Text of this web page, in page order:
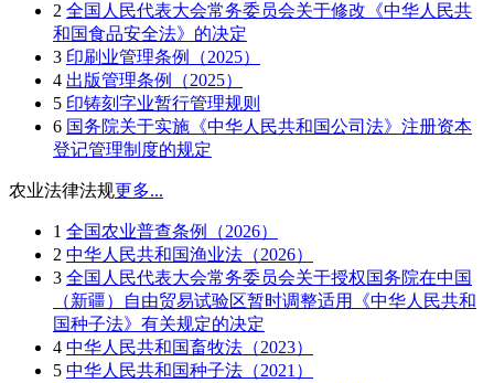
2 全国人民代表大会常务委员会关于修改《中华人民共
和国食品安全法》的决定
3 印刷业管理条例（2025）
4 出版管理条例（2025）
5 印铸刻字业暂行管理规则
6 国务院关于实施《中华人民共和国公司法》注册资本
登记管理制度的规定
农业法律法规更多...
1 全国农业普查条例（2026）
2 中华人民共和国渔业法（2026）
3 全国人民代表大会常务委员会关于授权国务院在中国
（新疆）自由贸易试验区暂时调整适用《中华人民共和
国种子法》有关规定的决定
4 中华人民共和国畜牧法（2023）
5 中华人民共和国种子法（2021）